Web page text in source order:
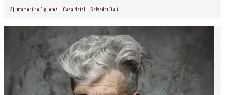
Ajuntament de Figueres Casa Natal Salvador Dalí